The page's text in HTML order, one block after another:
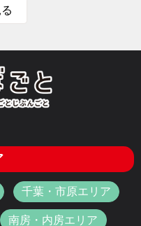
千葉・市原エリア
南房・内房エリア